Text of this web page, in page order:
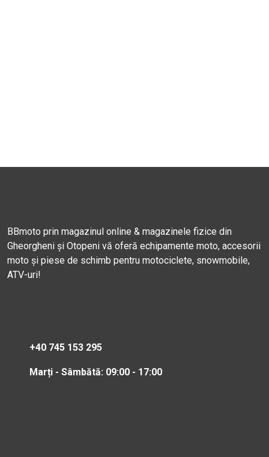
BBmoto prin magazinul online & magazinele fizice din
Gheorgheni și Otopeni vă oferă echipamente moto, accesorii
moto și piese de schimb pentru motociclete, snowmobile,
ATV-uri!
+40 745 153 295
Marți - Sâmbătă: 09:00 - 17:00